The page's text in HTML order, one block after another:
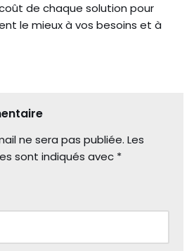
de chaque solution pour
le mieux à vos besoins et à
ne sera pas publiée. Les
sont indiqués avec *